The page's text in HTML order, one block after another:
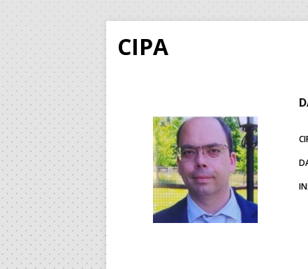
CIPA